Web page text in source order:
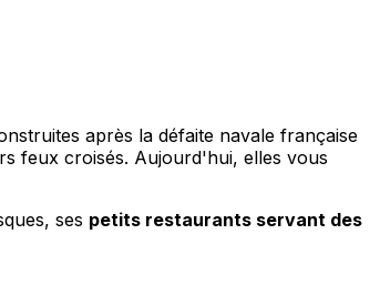
après la défaite navale française
feux croisés. Aujourd'hui, elles vous
ses petits restaurants servant des